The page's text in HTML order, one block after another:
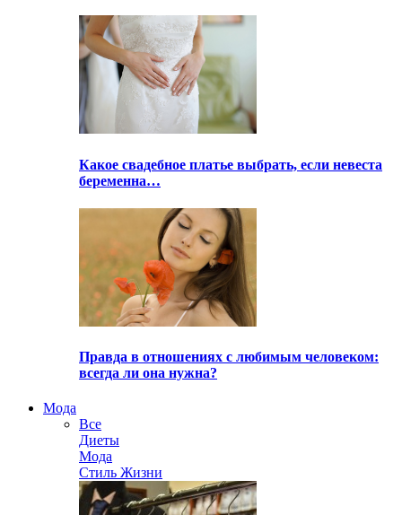
Какое свадебное платье выбрать, если невеста
беременна…
Правда в отношениях с любимым человеком:
всегда ли она нужна?
Мода
Все
Диеты
Мода
Стиль Жизни